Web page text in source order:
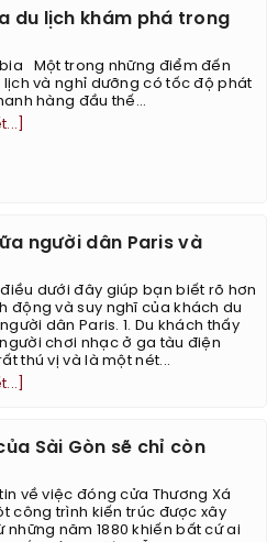
du lịch khám phá trong
Một trong những điểm đến
lịch và nghỉ dưỡng có tốc độ phát
hàng đầu thế...
người dân Paris và
điều dưới đây giúp bạn biết rõ hơn
động và suy nghĩ của khách du
dân Paris. 1. Du khách thấy
chơi nhạc ở ga tàu điện
thú vị và là một nét...
Sài Gòn sẽ chỉ còn
về việc đóng cửa Thương Xá
công trình kiến trúc được xây
những năm 1880 khiến bất cứ ai